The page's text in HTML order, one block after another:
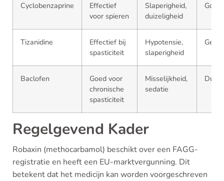
Cyclobenzaprine
Effectief
voor spieren
Slaperigheid,
duizeligheid
Tizanidine
Effectief bij
spasticiteit
Hypotensie,
slaperigheid
Baclofen
Goed voor
chronische
spasticiteit
Misselijkheid,
sedatie
Regelgevend Kader
Robaxin (methocarbamol) beschikt over een FAGG-
registratie en heeft een EU-marktvergunning. Dit
betekent dat het medicijn kan worden voorgeschreven